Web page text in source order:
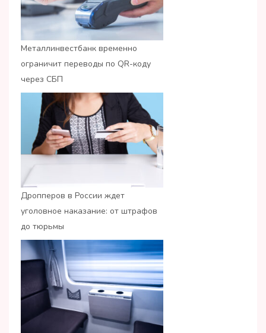
Металлинвестбанк временно
ограничит переводы по QR-коду
через СБП
Дропперов в России ждет
уголовное наказание: от штрафов
до тюрьмы